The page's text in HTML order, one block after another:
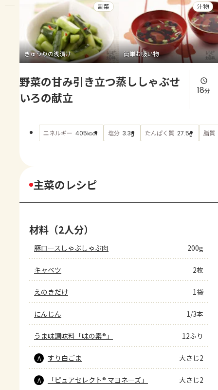
トーク
よくあるお問い合わせ
お買い物
AJINOMOTO PARK とは
きゅうりの浅漬け
副菜
簡単お吸い物
汁物
野菜の甘み引き立つ蒸ししゃぶせ
いろの献立
18分
エネルギー 405kcal 塩分 3.3g たんぱく質 27.5g 脂質
主菜のレシピ
材料（2人分）
豚ロースしゃぶしゃぶ肉 200g
キャベツ 2枚
えのきだけ 1袋
にんじん 1/3本
うま味調味料「味の素®」 12ふり
A すり白ごま 大さじ2
A 「ピュアセレクト® マヨネーズ」 大さじ2